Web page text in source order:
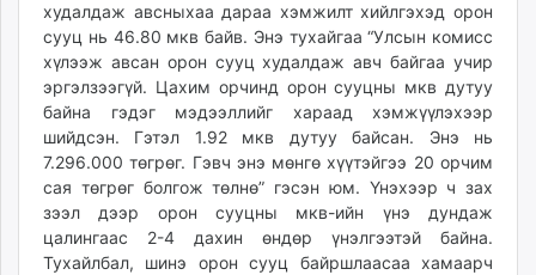
худалдаж авсныхаа дараа хэмжилт хийлгэхэд орон
сууц нь 46.80 мкв байв. Энэ тухайгаа “Улсын комисс
хүлээж авсан орон сууц худалдаж авч байгаа учир
эргэлзээгүй. Цахим орчинд орон сууцны мкв дутуу
байна гэдэг мэдээллийг хараад хэмжүүлэхээр
шийдсэн. Гэтэл 1.92 мкв дутуу байсан. Энэ нь
7.296.000 төгрөг. Гэвч энэ мөнгө хүүтэйгээ 20 орчим
сая төгрөг болгож төлнө” гэсэн юм. Үнэхээр ч зах
зээл дээр орон сууцны мкв-ийн үнэ дундаж
цалингаас 2-4 дахин өндөр үнэлгээтэй байна.
Тухайлбал, шинэ орон сууц байршлаасаа хамаарч